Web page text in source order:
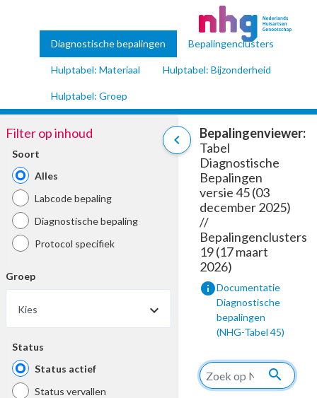
Diagnostische bepalingen Bepalingenclusters
Hulptabel: Materiaal Hulptabel: Bijzonderheid
Hulptabel: Groep
chevron_left
Filter op inhoud
Soort
Alles
Labcode bepaling
Diagnostische bepaling
Protocol specifiek
Groep
Kies
Status
Status actief
Status vervallen
Bepalingenviewer:
Tabel
Diagnostische
Bepalingen
versie 45 (03
december 2025)
//
Bepalingenclusters
19 (17 maart
2026)
infoDocumentatie
Diagnostische
bepalingen
(NHG-Tabel 45)
search